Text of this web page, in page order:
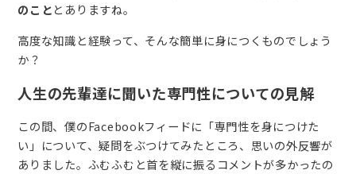
のこととありますね。
高度な知識と経験って、そんな簡単に身につくものでしょう
か？
人生の先輩達に聞いた専門性についての見解
この間、僕のFacebookフィードに「専門性を身につけた
い」について、疑問をぶつけてみたところ、思いの外反響が
ありました。ふむふむと首を縦に振るコメントが多かったの